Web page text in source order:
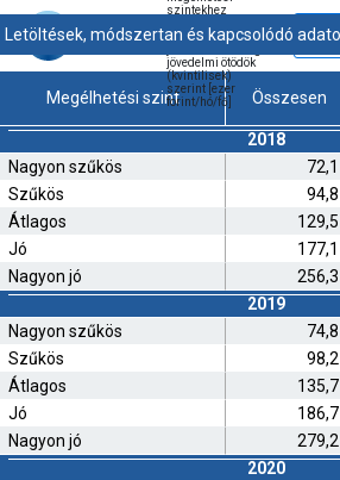
szintekhez
tartott nettó
jövedelmi ötödök
(kvintilisek)
szerint [ezer
forint/hó/fő]
Megélhetési szint Összesen
2018
Nagyon szűkös
72,1
Szűkös
94,8
Átlagos
129,5
Jó
177,1
Nagyon jó
256,3
2019
Nagyon szűkös
74,8
Szűkös
98,2
Átlagos
135,7
Jó
186,7
Nagyon jó
279,2
2020